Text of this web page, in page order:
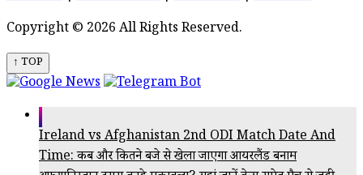
Copyright © 2026 All Rights Reserved.
↑ TOP
Ireland vs Afghanistan 2nd ODI Match Date And
Time: कब और कितने बजे से खेला जाएगा आयरलैंड बनाम